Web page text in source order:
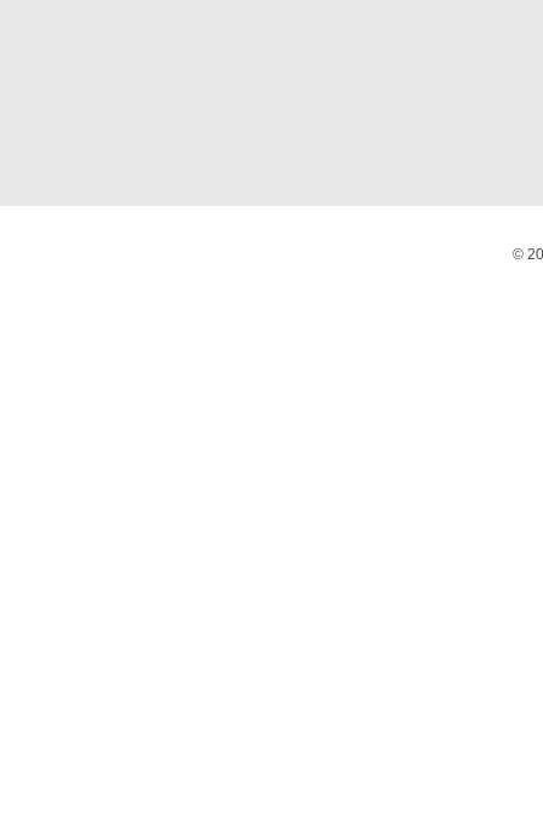
©